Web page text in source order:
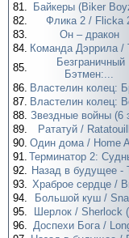
81.
Байкеры (Biker
82.
Флика 2 / Flicka
83.
Он – дракон
84. Команда Дэррила /
85.
Безграничный
Бэтмен:...
86. Властелин колец:
87. Властелин колец:
88. Звездные войны (6
89.
Рататуй /
90. Один дома / Home
91. Терминатор 2:
92. Назад в будущее -
93. Храброе сердце /
94.
Большой куш /
95.
Шерлок / Sherlock
96. Доспехи Бога /